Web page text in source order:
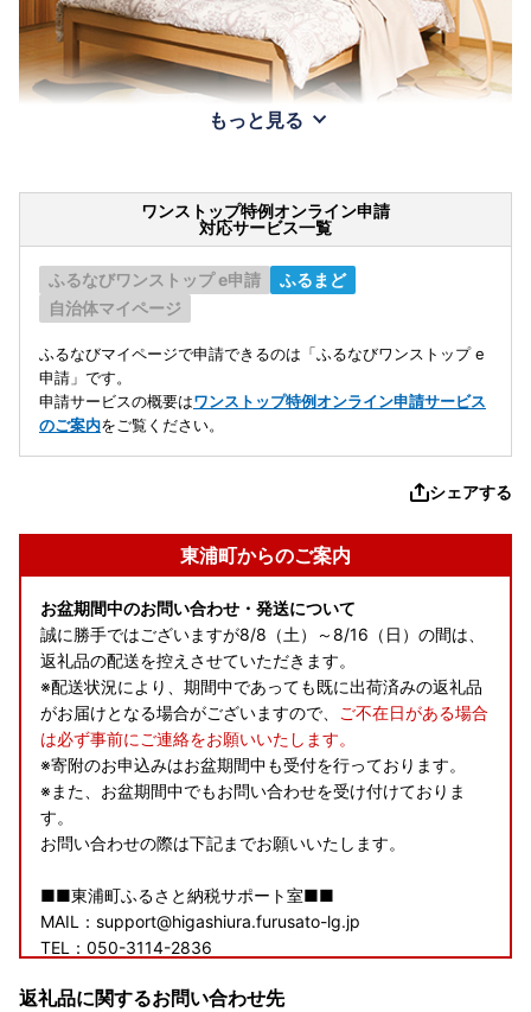
もっと見る
ワンストップ特例オンライン申請
対応サービス一覧
ふるなびワンストップ e申請
ふるまど
自治体マイページ
ふるなびマイページで申請できるのは「ふるなびワンストップ e
申請」です。
申請サービスの概要はワンストップ特例オンライン申請サービス
のご案内をご覧ください。
シェアする
東浦町からのご案内
お盆期間中のお問い合わせ・発送について
誠に勝手ではございますが8/8（土）～8/16（日）の間は、
返礼品の配送を控えさせていただきます。
※配送状況により、期間中であっても既に出荷済みの返礼品
がお届けとなる場合がございますので、 ご不在日がある場合
は必ず事前にご連絡をお願いいたします。
※寄附のお申込みはお盆期間中も受付を行っております。
※また、お盆期間中でもお問い合わせを受け付けておりま
す。
お問い合わせの際は下記までお願いいたします。
■■東浦町ふるさと納税サポート室■■
MAIL：support@higashiura.furusato-lg.jp
TEL：050-3114-2836
返礼品に関するお問い合わせ先